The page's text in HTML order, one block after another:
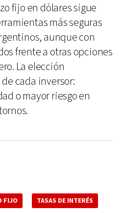
fijo en dólares sigue
más seguras
aunque con
frente a otras opciones
La elección
cada inversor:
o mayor riesgo en
FIJO TASAS DE INTERÉS